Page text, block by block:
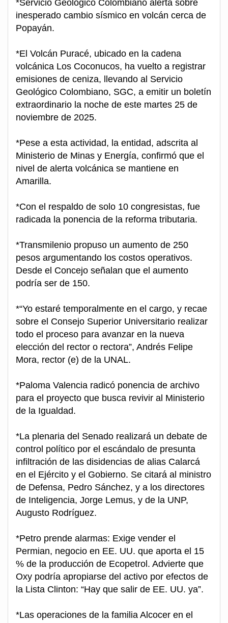
*Servicio Geológico Colombiano alerta sobre
inesperado cambio sísmico en volcán cerca de
Popayán.
*El Volcán Puracé, ubicado en la cadena
volcánica Los Coconucos, ha vuelto a registrar
emisiones de ceniza, llevando al Servicio
Geológico Colombiano, SGC, a emitir un boletín
extraordinario la noche de este martes 25 de
noviembre de 2025.
*Pese a esta actividad, la entidad, adscrita al
Ministerio de Minas y Energía, confirmó que el
nivel de alerta volcánica se mantiene en
Amarilla.
*Con el respaldo de solo 10 congresistas, fue
radicada la ponencia de la reforma tributaria.
*Transmilenio propuso un aumento de 250
pesos argumentando los costos operativos.
Desde el Concejo señalan que el aumento
podría ser de 150.
*“Yo estaré temporalmente en el cargo, y recae
sobre el Consejo Superior Universitario realizar
todo el proceso para avanzar en la nueva
elección del rector o rectora”, Andrés Felipe
Mora, rector (e) de la UNAL.
*Paloma Valencia radicó ponencia de archivo
para el proyecto que busca revivir al Ministerio
de la Igualdad.
*La plenaria del Senado realizará un debate de
control político por el escándalo de presunta
infiltración de las disidencias de alias Calarcá
en el Ejército y el Gobierno. Se citará al ministro
de Defensa, Pedro Sánchez, y a los directores
de Inteligencia, Jorge Lemus, y de la UNP,
Augusto Rodríguez.
*Petro prende alarmas: Exige vender el
Permian, negocio en EE. UU. que aporta el 15
% de la producción de Ecopetrol. Advierte que
Oxy podría apropiarse del activo por efectos de
la Lista Clinton: “Hay que salir de EE. UU. ya”.
*Las operaciones de la familia Alcocer en el